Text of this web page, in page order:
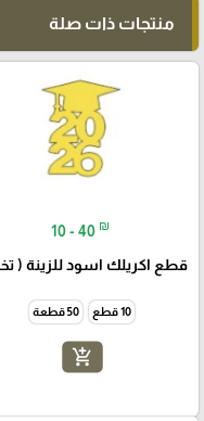
منتجات ذات صلة
10 - 40 ₪
قطع اكريلك اسود للزينة (
10 قطع 50 قطعة
add_shopping_cart